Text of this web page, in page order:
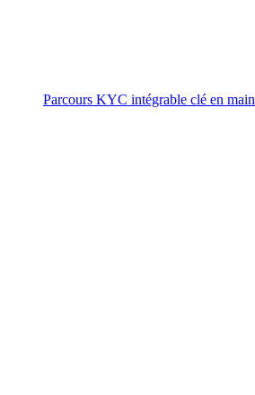
Parcours KYC intégrable clé en main